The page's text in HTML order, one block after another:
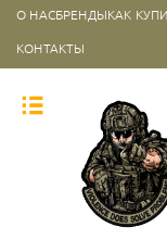
О НАСБРЕНДЫКАК
КОНТАКТЫ